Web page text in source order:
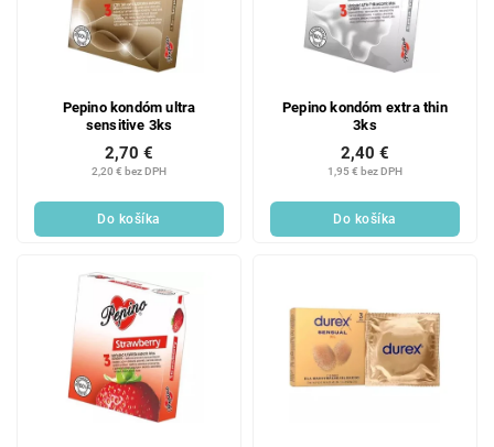
Pepino kondóm ultra
sensitive 3ks
2,20 € bez DPH
2,70 €
Do košíka
Pepino kondóm extra thin
3ks
1,95 € bez DPH
2,40 €
Do košíka